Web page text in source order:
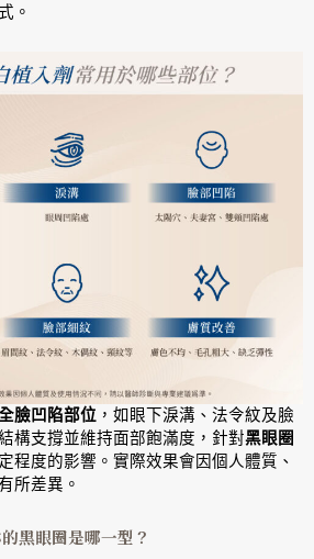
。
臉凹陷部位 ，如眼下淚溝、法令紋及臉
構支撐並維持面部飽滿度，針對黑眼圈
程度的影響。實際效果會因個人體質、
所差異。
黑眼圈是哪一型？